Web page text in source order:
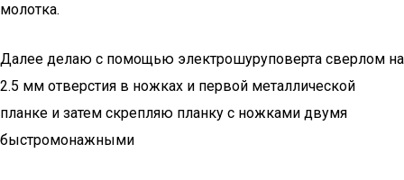
молотка.
Далее делаю с помощью электрошуруповерта сверлом на
2.5 мм отверстия в ножках и первой металлической
планке и затем скрепляю планку с ножками двумя
быстромонажными